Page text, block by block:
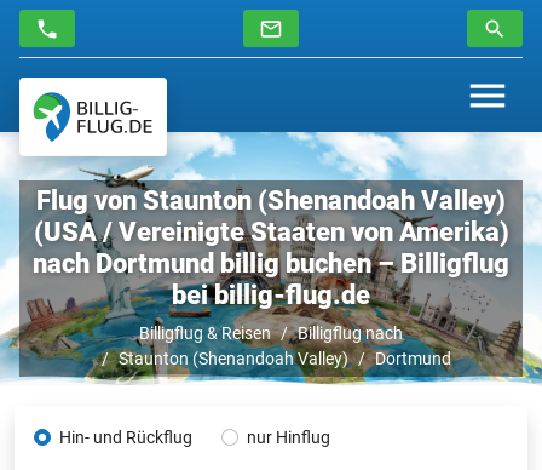
Flug von Staunton (Shenandoah Valley)
(USA / Vereinigte Staaten von Amerika)
nach Dortmund billig buchen – Billigflug
bei billig-flug.de
Billigflug & Reisen
Billigflug nach
Staunton (Shenandoah Valley)
Dortmund
Hin- und Rückflug nur Hinflug